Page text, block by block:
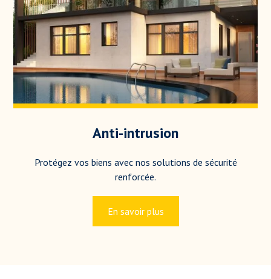
Anti-intrusion
Protégez vos biens avec nos solutions de sécurité
renforcée.
En savoir plus